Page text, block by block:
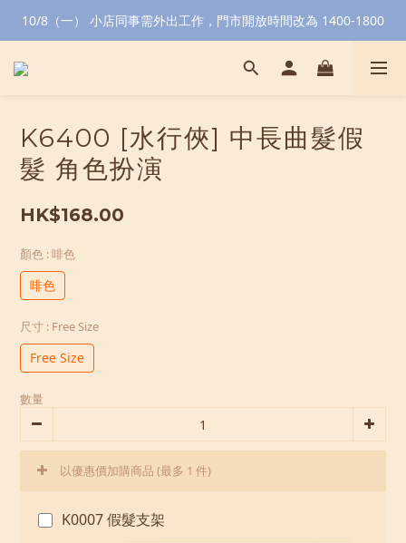
10/8（一） 小店同事需外出工作，門市開放時間改為 1400-1800
K6400 [水行俠] 中長曲髮假
髮 角色扮演
HK$168.00
顏色 : 啡色
啡色
尺寸 : Free Size
Free Size
數量
以優惠價加購商品 (最多 1 件)
K0007 假髮支架